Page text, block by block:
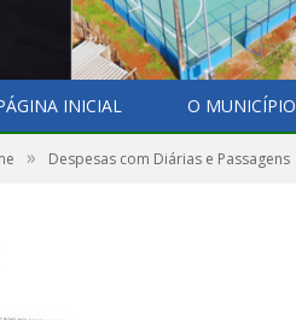
INICIAL O MUNICÍPIO
» Despesas com Diárias e Passagens